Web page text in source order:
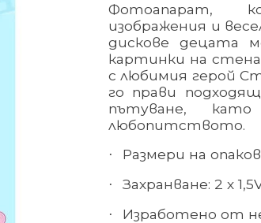
Фотоапарат,
изображения и
дискове децата
картинки на
с любимия герой
го прави
пътуване,
любопитството.
· Размери на
· Захранване: 2 х
· Изработено от